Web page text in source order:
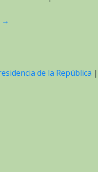
→
de la República |